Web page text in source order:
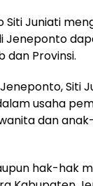
Juniati
Jeneponto
Provinsi.
Siti
usaha
dan
hak-hak